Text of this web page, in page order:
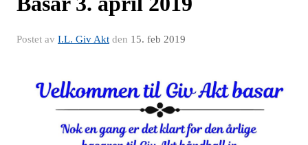
Postet av I.L. Giv Akt den 15. feb 2019